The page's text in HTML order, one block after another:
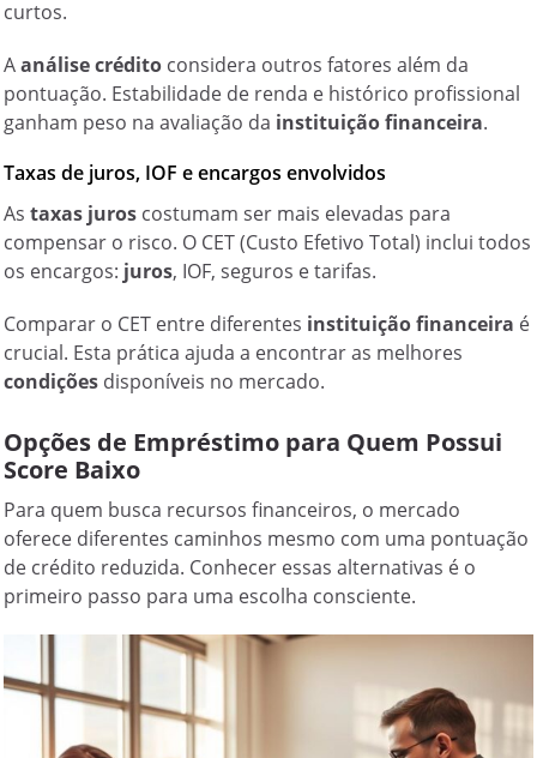
curtos.
Aanálise crédito considera outros fatores além da
pontuação. Estabilidade de renda e histórico profissional
ganham peso na avaliação da instituição financeira.
Taxas de juros, IOF e encargos envolvidos
Astaxas juros costumam ser mais elevadas para
compensar o risco. O CET (Custo Efetivo Total) inclui todos
os encargos: juros, IOF, seguros e tarifas.
Comparar o CET entre diferentes instituição financeira é
crucial. Esta prática ajuda a encontrar as melhores
condições disponíveis no mercado.
Opções de Empréstimo para Quem Possui
Score Baixo
Para quem busca recursos financeiros, o mercado
oferece diferentes caminhos mesmo com uma pontuação
de crédito reduzida. Conhecer essas alternativas é o
primeiro passo para uma escolha consciente.